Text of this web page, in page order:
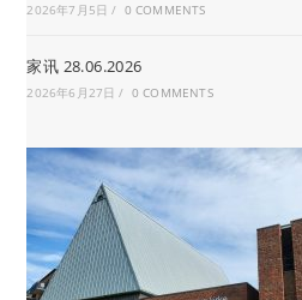
2026年7月5日 / 0 COMMENTS
家讯 28.06.2026
2026年6月27日 / 0 COMMENTS